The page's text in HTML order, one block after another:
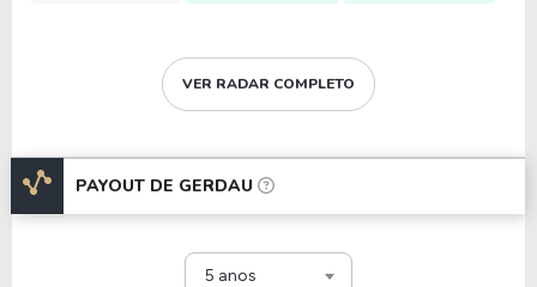
VER RADAR COMPLETO
PAYOUT DE GERDAU
5 anos